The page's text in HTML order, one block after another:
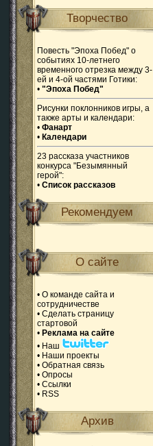
Творчество
Повесть "Эпоха Побед" о
событиях 10-летнего
временного отрезка между 3-
ей и 4-ой частями Готики:
• "Эпоха Побед"
Рисунки поклонников игры, а
также арты и календари:
• Фанарт
• Календари
23 рассказа участников
конкурса "Безымянный
герой":
• Список рассказов
Рекомендуем
О сайте
• О команде сайта и
сотрудничестве
• Сделать страницу
стартовой
• Реклама на сайте
• Наш
• Наши проекты
• Обратная связь
• Опросы
• Ссылки
• RSS
Архив